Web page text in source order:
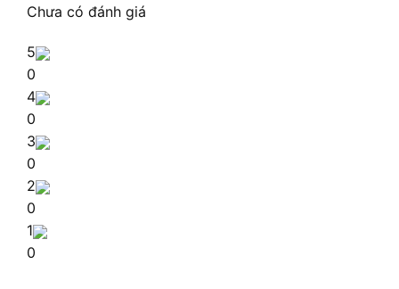
Chưa có đánh giá
5
0
4
0
3
0
2
0
1
0